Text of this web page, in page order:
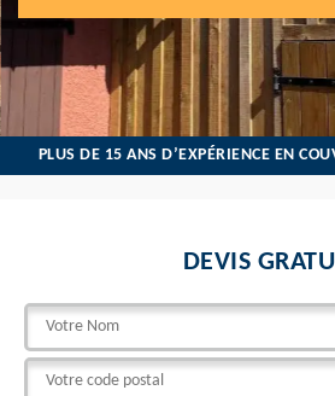
PLUS DE 15 ANS D’EXPÉRIENCE EN
DEVIS